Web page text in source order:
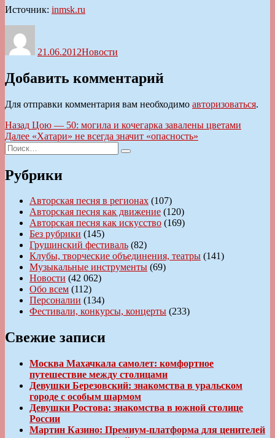
Источник: inmsk.ru
21.06.2012Новости
Добавить комментарий
Для отправки комментария вам необходимо авторизоваться.
Навигация
по
записям
Назад Предыдущая
запись:
Цою — 50: могила и кочегарка завалены цветами
Далее Следующая
«Хатари» не всегда значит «опасность»
Искать:
Поиск
Рубрики
Авторская песня в регионах (107)
Авторская песня как движение (120)
Авторская песня как искусство (169)
Без рубрики (145)
Грушинский фестиваль (82)
Клубы, творческие объединения, театры (141)
Музыкальные инструменты (69)
Новости (42 062)
Обо всем (112)
Персоналии (134)
Фестивали, конкурсы, концерты (233)
Свежие записи
Москва Махачкала самолет: комфортное
путешествие между столицами
Девушки Березовский: знакомства в уральском
городе с особым шармом
Девушки Ростова: знакомства в южной столице
России
Мартин Казино: Премиум-платформа для ценителей